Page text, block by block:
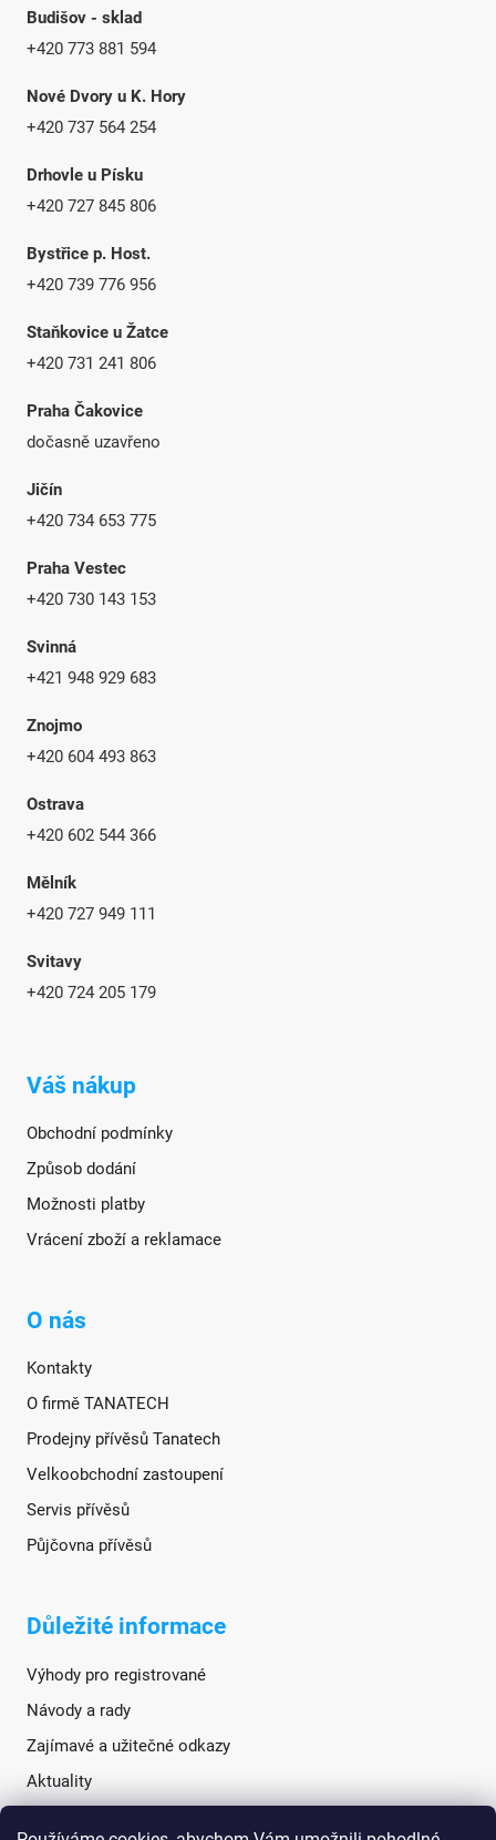
Budišov - sklad
+420 773 881 594
Nové Dvory u K. Hory
+420 737 564 254
Drhovle u Písku
+420 727 845 806
Bystřice p. Host.
+420 739 776 956
Staňkovice u Žatce
+420 731 241 806
Praha Čakovice
dočasně uzavřeno
Jičín
+420 734 653 775
Praha Vestec
+420 730 143 153
Svinná
+421 948 929 683
Znojmo
+420 604 493 863
Ostrava
+420 602 544 366
Mělník
+420 727 949 111
Svitavy
+420 724 205 179
Váš nákup
Obchodní podmínky
Způsob dodání
Možnosti platby
Vrácení zboží a reklamace
O nás
Kontakty
O firmě TANATECH
Prodejny přívěsů Tanatech
Velkoobchodní zastoupení
Servis přívěsů
Půjčovna přívěsů
Důležité informace
Výhody pro registrované
Návody a rady
Zajímavé a užitečné odkazy
Aktuality